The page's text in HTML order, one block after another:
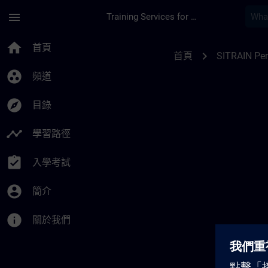
menu Training Services for Digital Industries
home 首頁
group_work 頻道
explore 目錄
timeline 學習路徑
assignment_turned_in 入學考試
account_circle 簡介
info 關於我們
首頁 chevron_right SITRAIN